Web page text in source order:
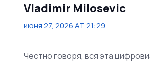
Vladimir Milosevic
июня 27, 2026 AT 21:29
Честно говоря, вся эта